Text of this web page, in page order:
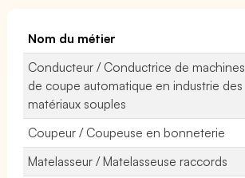
Nom du métier
Conducteur / Conductrice de machines
de coupe automatique en industrie des
matériaux souples
Coupeur / Coupeuse en bonneterie
Matelasseur / Matelasseuse raccords